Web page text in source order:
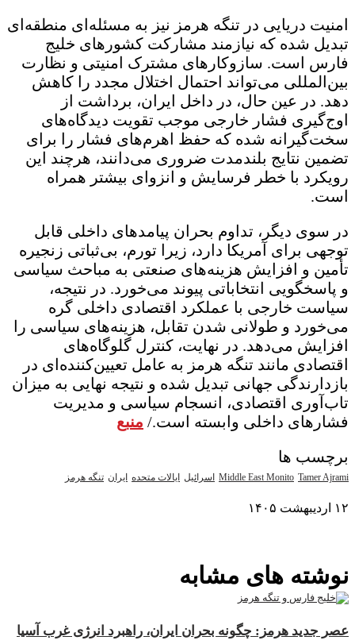
دریایی در تنگه هرمز نیز به مسئله‌ای منطقه‌ای
شده که نیازمند مشارکت کشورهای خلیج
است. سازوکارهای مشترک امنیتی و نظارت
می‌تواند احتمال اختلال مجدد را کاهش
در عین حال، در داخل ایران، برداشت از
فشار خارجی موجب تقویت دیدگاه‌های
شده که حفظ اهرم‌های فشار را برای
نتایج بلندمدت ضروری می‌دانند، هرچند این
با خطر فرسایش و انزوای بیشتر همراه
سوی دیگر، تداوم بحران پیامدهای داخلی قابل
برای آمریکا دارد، زیرا تورم، بی‌ثباتی زنجیره
و افزایش هزینه‌های صنعتی به مباحث سیاسی
پاسخگویی انتخاباتی پیوند می‌خورد. در نتیجه،
خارجی با عملکرد اقتصادی داخلی گره
و طولانی شدن تقابل، هزینه‌های سیاسی را
می‌دهد. در نهایت، کنترل گلوگاه‌های
مانند تنگه هرمز به عامل تعیین‌کننده‌ای در
جهانی تبدیل شده و نتیجه نهایی به میزان
اقتصادی، انسجام سیاسی و مدیریت
داخلی وابسته است./منبع
ها
Middle East Monito Tamer اسرائیل ایالات متحده ایران تنگه هرمز
۱۴۰۵
های مشابه
جدید هرمز: چگونه بحران ایران، راهبرد انرژی غرب آسیا